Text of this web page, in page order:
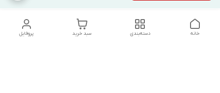
پروفایل سبد خرید دسته‌بندی خانه